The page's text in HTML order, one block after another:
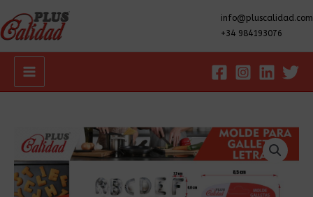
info@pluscalidad.com
+34 984193076
Main